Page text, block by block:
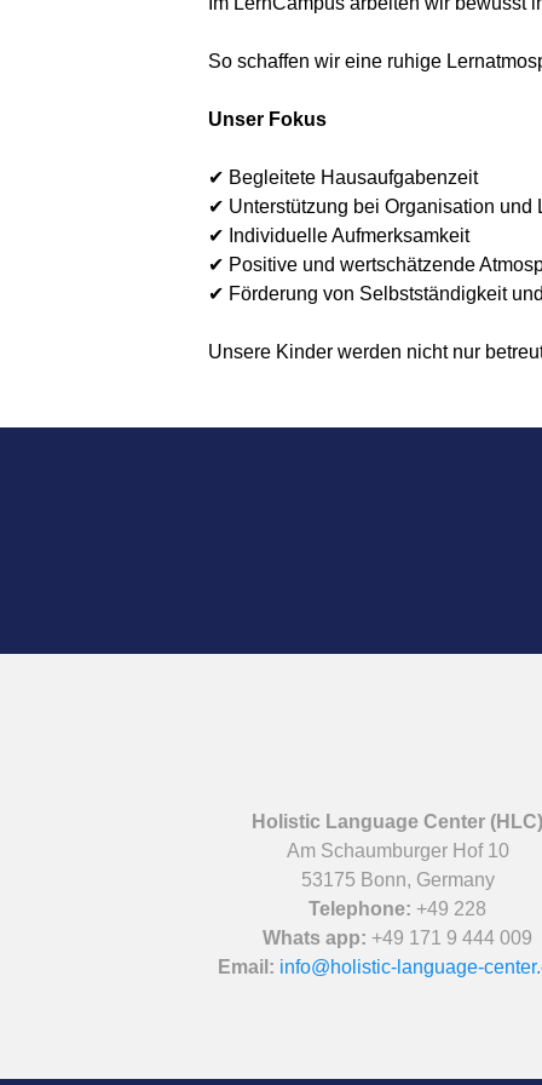
So schaffen wir eine ruhige
Unser Fokus
✔ Begleitete Hausaufgabenzeit
✔ Unterstützung bei Organisation und
✔ Individuelle Aufmerksamkeit
✔ Positive und wertschätzende
✔ Förderung von Selbstständigkeit
Unsere Kinder werden nicht nur
Holistic Language Center
Am Schaumburger Hof 10
53175 Bonn, Germany
Telephone: +49 228
Whats app: +49 171 9 444 009
Email: info@holistic-language-